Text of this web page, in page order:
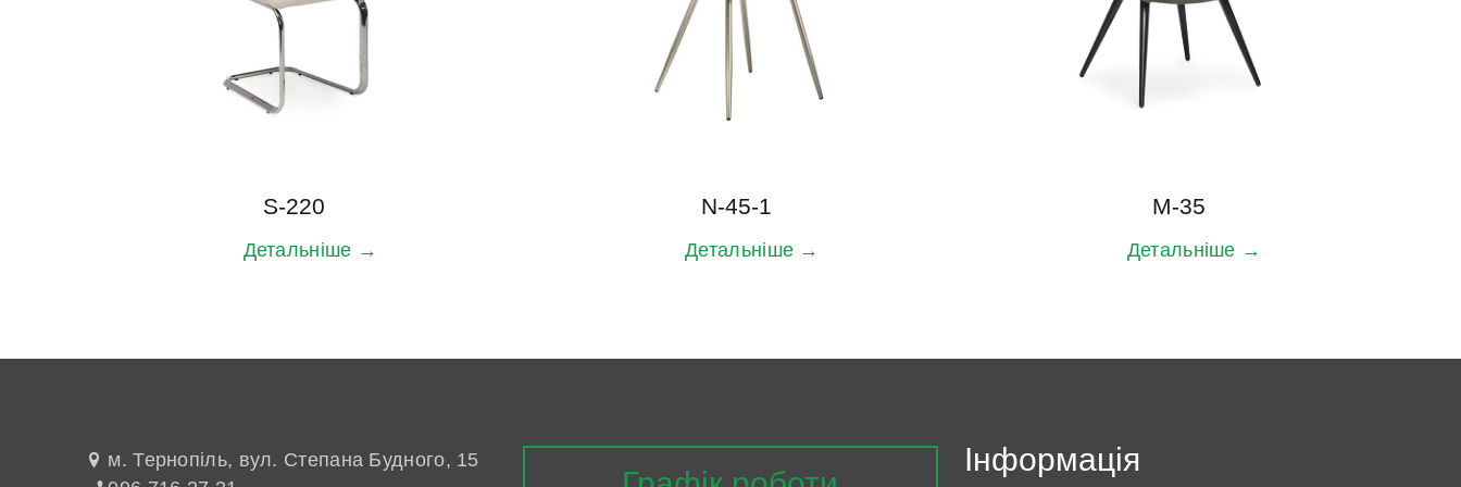
S-220
Детальніше →
N-45-1
Детальніше →
M-35
Детальніше →
м. Тернопіль, вул. Степана Будного, 15
Інформація